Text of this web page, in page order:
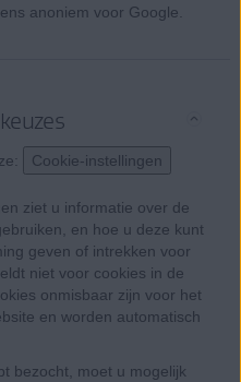
anoniem voor Google.
Cookie-instellingen
ziet u informatie over de
en hoe u deze kunt
geven of intrekken voor
niet voor cookies in de
onmisbaar zijn voor het
en worden automatisch
bezocht, moet u mogelijk